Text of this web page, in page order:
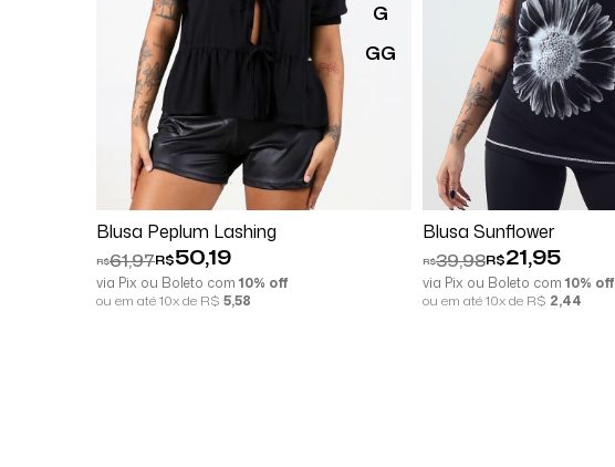
G
GG
Blusa Peplum Lashing
R$61,97R$50,19
via Pix ou Boleto com10% off
ou em até 10x de R$ 5,58
Comprar
Blusa Sunflower
R$39,98R$21,95
via Pix ou Boleto com10% off
ou em até 10x de R$ 2,44
Comprar